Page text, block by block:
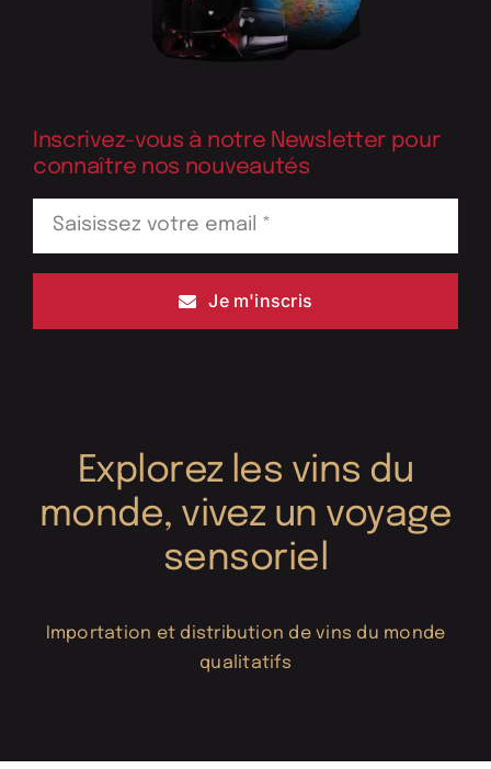
Inscrivez-vous à notre Newsletter pour
connaître nos nouveautés
Je m'inscris
Explorez les vins du
monde, vivez un voyage
sensoriel
Importation et distribution de vins du monde
qualitatifs